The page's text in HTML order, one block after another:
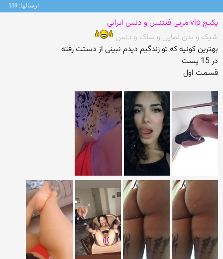
ارسالها: 559
پکیج vip مربی فیتنس و دنس ایرانی
شیک و بدن نمایی و ساک و دنس
بهترین کونیه که تو زندگیم دیدم نبینی از دستت رفته
در 15 پست
قسمت اول